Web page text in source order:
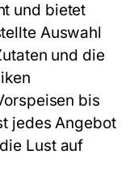
und bietet
Auswahl
und die
bis
jedes Angebot
Lust auf